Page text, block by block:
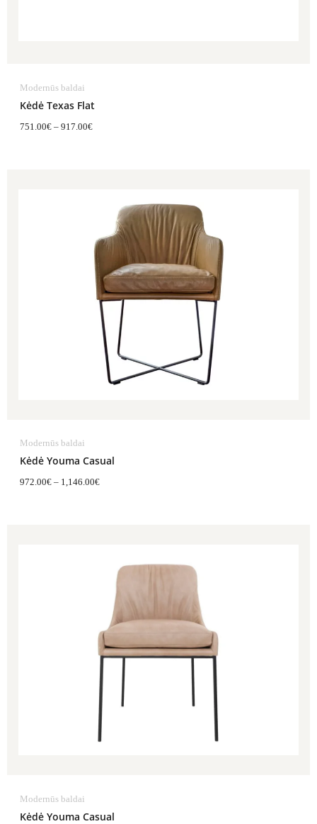
Modernūs baldai
Kėdė Texas Flat
751.00€ – 917.00€
Modernūs baldai
Kėdė Youma Casual
972.00€ – 1,146.00€
through
1,146.00€
Modernūs baldai
Kėdė Youma Casual
through
1,087.00€